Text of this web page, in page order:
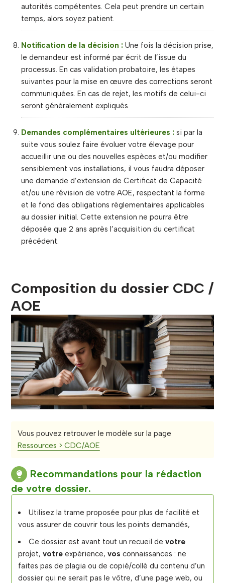
autorités compétentes. Cela peut prendre un certain
temps, alors soyez patient.
Notification de la décision : Une fois la décision prise,
le demandeur est informé par écrit de l’issue du
processus. En cas validation probatoire, les étapes
suivantes pour la mise en œuvre des corrections seront
communiquées. En cas de rejet, les motifs de celui-ci
seront généralement expliqués.
Demandes complémentaires ultérieures : si par la
suite vous soulez faire évoluer votre élevage pour
accueillir une ou des nouvelles espèces et/ou modifier
sensiblement vos installations, il vous faudra déposer
une demande d’extension de Certificat de Capacité
et/ou une révision de votre AOE, respectant la forme
et le fond des obligations réglementaires applicables
au dossier initial. Cette extension ne pourra être
déposée que 2 ans après l’acquisition du certificat
précédent.
Composition du dossier CDC /
AOE
Vous pouvez retrouver le modèle sur la page
Ressources > CDC/AOE
Recommandations pour la rédaction
de votre dossier.
Utilisez la trame proposée pour plus de facilité et
vous assurer de couvrir tous les points demandés,
Ce dossier est avant tout un recueil de votre
projet, votreexpérience, vos connaissances : ne
faites pas de plagia ou de copié/collé du contenu d’un
dossier qui ne serait pas le vôtre, d’une page web, ou